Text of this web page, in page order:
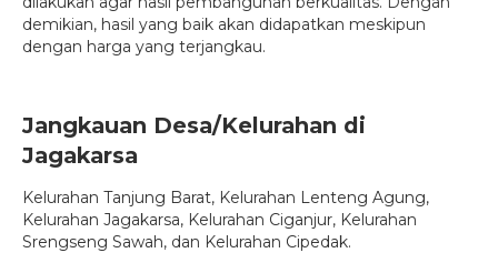
demikian, hasil yang baik akan didapatkan meskipun
dengan harga yang terjangkau.
Jangkauan Desa/Kelurahan di
Jagakarsa
Kelurahan Tanjung Barat, Kelurahan Lenteng Agung,
Kelurahan Jagakarsa, Kelurahan Ciganjur, Kelurahan
Srengseng Sawah, dan Kelurahan Cipedak.